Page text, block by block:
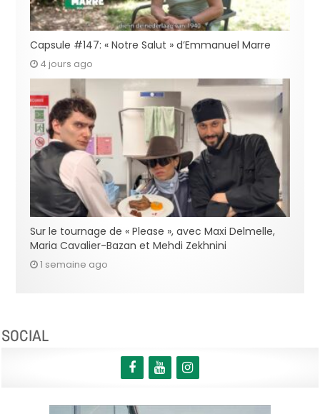
Capsule #147: « Notre Salut » d’Emmanuel Marre
4 jours ago
Sur le tournage de « Please », avec Maxi Delmelle,
Maria Cavalier-Bazan et Mehdi Zekhnini
1 semaine ago
SOCIAL